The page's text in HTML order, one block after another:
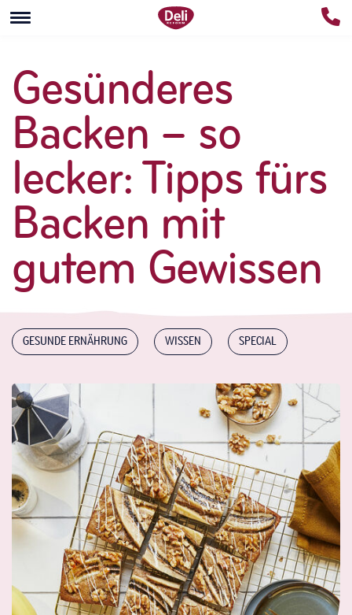
Gesünderes
Backen – so
lecker: Tipps fürs
Backen mit
gutem Gewissen
GESUNDE ERNÄHRUNG WISSEN SPECIAL